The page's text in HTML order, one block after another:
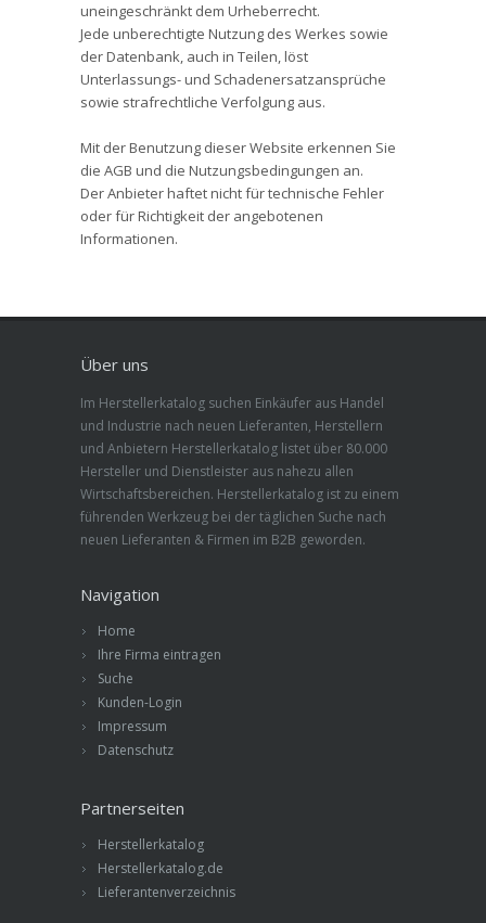
uneingeschränkt dem Urheberrecht.
Jede unberechtigte Nutzung des Werkes sowie
der Datenbank, auch in Teilen, löst
Unterlassungs- und Schadenersatzansprüche
sowie strafrechtliche Verfolgung aus.
Mit der Benutzung dieser Website erkennen Sie
die AGB und die Nutzungsbedingungen an.
Der Anbieter haftet nicht für technische Fehler
oder für Richtigkeit der angebotenen
Informationen.
Über uns
Im Herstellerkatalog suchen Einkäufer aus Handel
und Industrie nach neuen Lieferanten, Herstellern
und Anbietern Herstellerkatalog listet über 80.000
Hersteller und Dienstleister aus nahezu allen
Wirtschaftsbereichen. Herstellerkatalog ist zu einem
führenden Werkzeug bei der täglichen Suche nach
neuen Lieferanten & Firmen im B2B geworden.
Navigation
Home
Ihre Firma eintragen
Suche
Kunden-Login
Impressum
Datenschutz
Partnerseiten
Herstellerkatalog
Herstellerkatalog.de
Lieferantenverzeichnis